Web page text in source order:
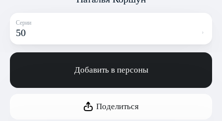
Серии
50
Добавить в персоны
Поделиться